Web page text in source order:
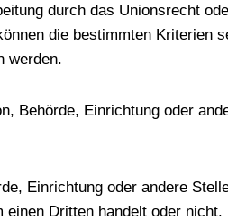
durch das Unionsrecht
die bestimmten Kriterien
werden.
Behörde, Einrichtung oder
Einrichtung oder andere
Dritten handelt oder